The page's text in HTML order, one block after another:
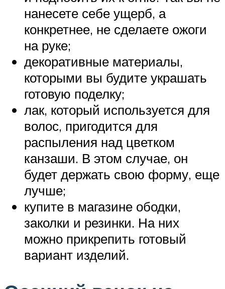
нанесете себе ущерб, а
конкретнее, не сделаете ожоги
на руке;
декоративные материалы,
которыми вы будите украшать
готовую поделку;
лак, который используется для
волос, пригодится для
распыления над цветком
канзаши. В этом случае, он
будет держать свою форму, еще
лучше;
купите в магазине ободки,
заколки и резинки. На них
можно прикрепить готовый
вариант изделий.